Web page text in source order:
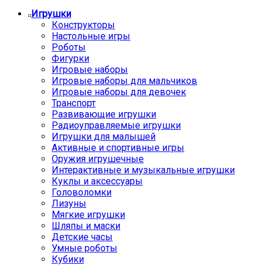
Игрушки
Конструкторы
Настольные игры
Роботы
Фигурки
Игровые наборы
Игровые наборы для мальчиков
Игровые наборы для девочек
Транспорт
Развивающие игрушки
Радиоуправляемые игрушки
Игрушки для малышей
Активные и спортивные игры
Оружия игрушечные
Интерактивные и музыкальные игрушки
Куклы и аксессуары
Головоломки
Лизуны
Мягкие игрушки
Шляпы и маски
Детские часы
Умные роботы
Кубики